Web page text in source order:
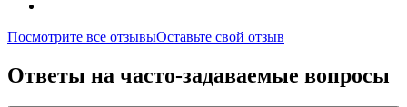
Посмотрите все отзывыОставьте свой отзыв
Ответы на часто-задаваемые вопросы